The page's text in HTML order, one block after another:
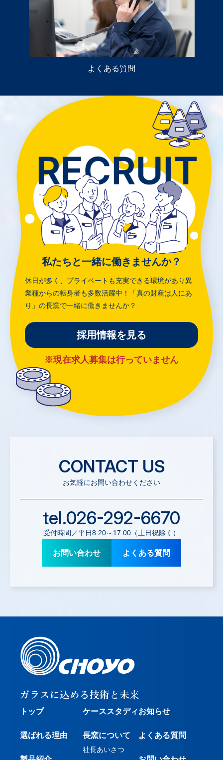
よくある質問
私たちと一緒に働きませんか？
休日が多く、プライベートも充実できる環境があり異
業種からの転身者も多数活躍中！
「真の財産は人にあ
り」の長窯で一緒に働きませんか？
採用情報を見る
※現在求人募集は行っていません
CONTACT US
お気軽にお問い合わせください
tel.026-292-6670
受付時間／平日8:20～17:00（土日祝除く）
お問い合わせ よくある質問
トップ
選ばれる理由
ケーススタディ
長窯について
社長あいさつ
お知らせ
よくある質問